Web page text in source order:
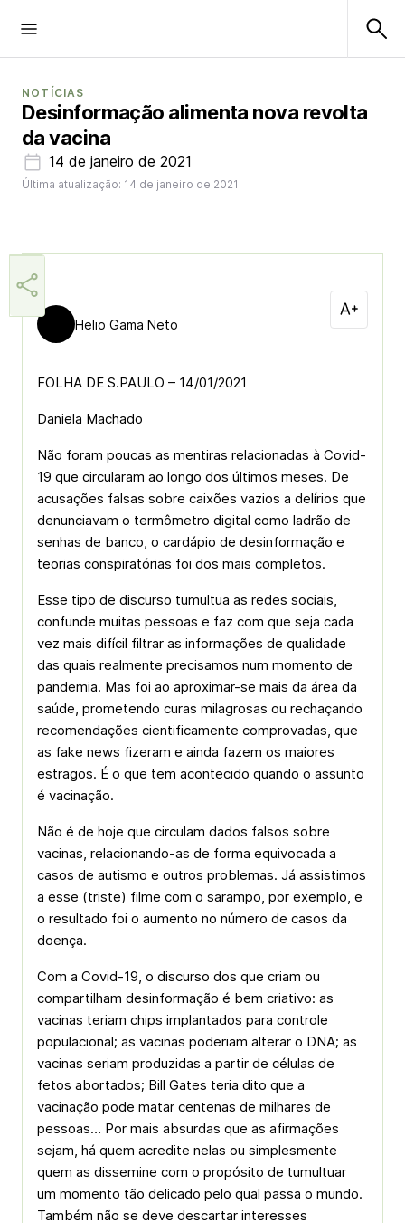
NOTÍCIAS
Desinformação alimenta nova revolta
da vacina
14 de janeiro de 2021
Última atualização: 14 de janeiro de 2021
Helio Gama Neto
FOLHA DE S.PAULO – 14/01/2021
Daniela Machado
Não foram poucas as mentiras relacionadas à Covid-
19 que circularam ao longo dos últimos meses. De
acusações falsas sobre caixões vazios a delírios que
denunciavam o termômetro digital como ladrão de
senhas de banco, o cardápio de desinformação e
teorias conspiratórias foi dos mais completos.
Esse tipo de discurso tumultua as redes sociais,
confunde muitas pessoas e faz com que seja cada
vez mais difícil filtrar as informações de qualidade
das quais realmente precisamos num momento de
pandemia. Mas foi ao aproximar-se mais da área da
saúde, prometendo curas milagrosas ou rechaçando
recomendações cientificamente comprovadas, que
as fake news fizeram e ainda fazem os maiores
estragos. É o que tem acontecido quando o assunto
é vacinação.
Não é de hoje que circulam dados falsos sobre
vacinas, relacionando-as de forma equivocada a
casos de autismo e outros problemas. Já assistimos
a esse (triste) filme com o sarampo, por exemplo, e
o resultado foi o aumento no número de casos da
doença.
Com a Covid-19, o discurso dos que criam ou
compartilham desinformação é bem criativo: as
vacinas teriam chips implantados para controle
populacional; as vacinas poderiam alterar o DNA; as
vacinas seriam produzidas a partir de células de
fetos abortados; Bill Gates teria dito que a
vacinação pode matar centenas de milhares de
pessoas… Por mais absurdas que as afirmações
sejam, há quem acredite nelas ou simplesmente
quem as dissemine com o propósito de tumultuar
um momento tão delicado pelo qual passa o mundo.
Também não se deve descartar interesses